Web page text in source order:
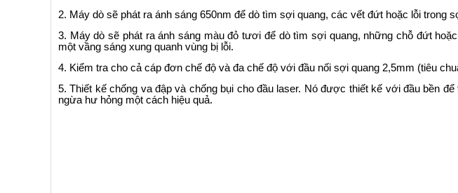
2. Máy dò sẽ phát ra ánh sáng 650nm để dò tìm sợi quang, các vết đứt hoặc lỗi trong
3. Máy dò sẽ phát ra ánh sáng màu đỏ tươi để dò tìm sợi quang, những chỗ đứt
một vầng sáng xung quanh vùng bị lỗi.
4. Kiểm tra cho cả cáp đơn chế độ và đa chế độ với đầu nối sợi quang 2,5mm (tiêu
5. Thiết kế chống va đập và chống bụi cho đầu laser. Nó được thiết kế với đầu bền
ngừa hư hỏng một cách hiệu quả.